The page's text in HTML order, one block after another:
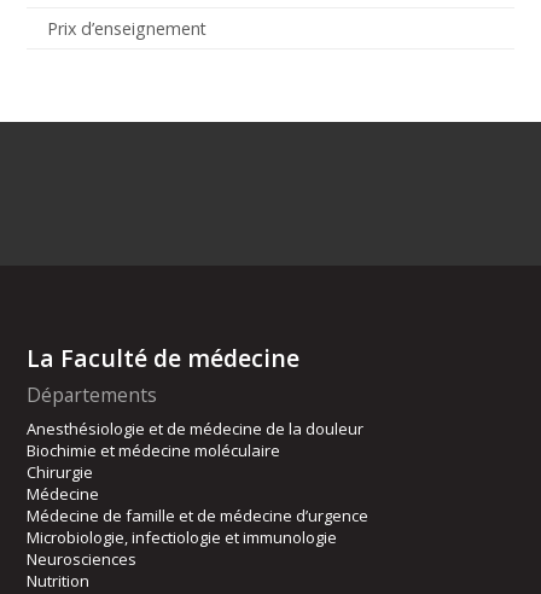
Prix d’enseignement
La Faculté de médecine
Départements
Anesthésiologie et de médecine de la douleur
Biochimie et médecine moléculaire
Chirurgie
Médecine
Médecine de famille et de médecine d’urgence
Microbiologie, infectiologie et immunologie
Neurosciences
Nutrition